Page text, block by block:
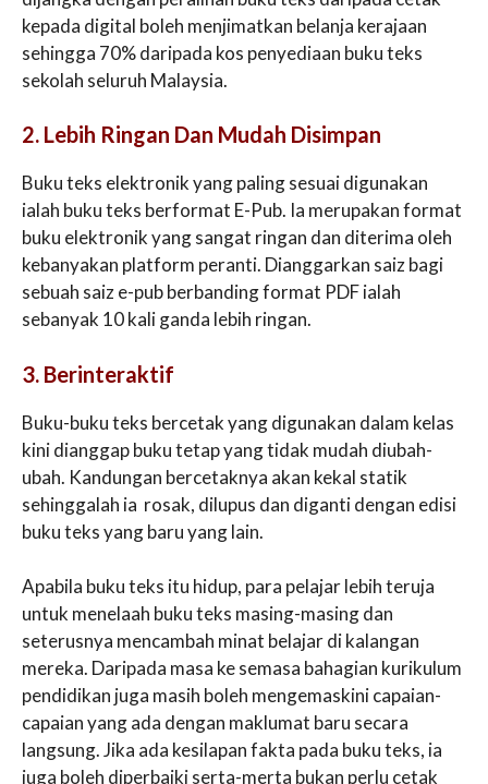
kepada digital boleh menjimatkan belanja kerajaan
sehingga 70% daripada kos penyediaan buku teks
sekolah seluruh Malaysia.
2. Lebih Ringan Dan Mudah Disimpan
Buku teks elektronik yang paling sesuai digunakan
ialah buku teks berformat E-Pub. Ia merupakan format
buku elektronik yang sangat ringan dan diterima oleh
kebanyakan platform peranti. Dianggarkan saiz bagi
sebuah saiz e-pub berbanding format PDF ialah
sebanyak 10 kali ganda lebih ringan.
3. Berinteraktif
Buku-buku teks bercetak yang digunakan dalam kelas
kini dianggap buku tetap yang tidak mudah diubah-
ubah. Kandungan bercetaknya akan kekal statik
sehinggalah ia rosak, dilupus dan diganti dengan edisi
buku teks yang baru yang lain.
Apabila buku teks itu hidup, para pelajar lebih teruja
untuk menelaah buku teks masing-masing dan
seterusnya mencambah minat belajar di kalangan
mereka. Daripada masa ke semasa bahagian kurikulum
pendidikan juga masih boleh mengemaskini capaian-
capaian yang ada dengan maklumat baru secara
langsung. Jika ada kesilapan fakta pada buku teks, ia
juga boleh diperbaiki serta-merta bukan perlu cetak